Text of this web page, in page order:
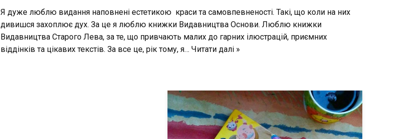
Я дуже люблю видання наповнені естетикою краси та самовпевненості. Такі, що коли на них
дивишся захоплює дух. За це я люблю книжки Видавництва Основи. Люблю книжки
Видавництва Старого Лева, за те, що привчають малих до гарних ілюстрацій, приємних
віддінків та цікавих текстів. За все це, рік тому, я… Читати далі »